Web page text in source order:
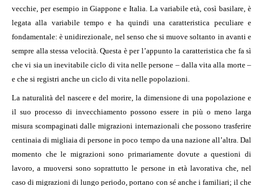
vecchie, per esempio in Giappone e Italia. La variabile età, così basilare, è
legata alla variabile tempo e ha quindi una caratteristica peculiare e
fondamentale: è unidirezionale, nel senso che si muove soltanto in avanti e
sempre alla stessa velocità. Questa è per l’appunto la caratteristica che fa sì
che vi sia un inevitabile ciclo di vita nelle persone – dalla vita alla morte –
e che si registri anche un ciclo di vita nelle popolazioni.
La naturalità del nascere e del morire, la dimensione di una popolazione e
il suo processo di invecchiamento possono essere in più o meno larga
misura scompaginati dalle migrazioni internazionali che possono trasferire
centinaia di migliaia di persone in poco tempo da una nazione all’altra. Dal
momento che le migrazioni sono primariamente dovute a questioni di
lavoro, a muoversi sono soprattutto le persone in età lavorativa che, nel
caso di migrazioni di lungo periodo, portano con sé anche i familiari; il che